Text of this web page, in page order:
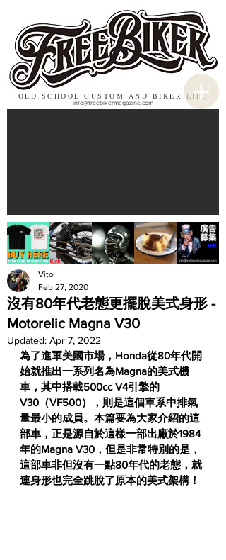
OLD SCHOOL CUSTOM AND BIKER LIFE
info@freebikermagazine.com
沒有80年代老態更擺脫美式身形 -
Motorelic Magna V30
Vito
Feb 27, 2020
Updated: Apr 7, 2022
為了進軍美國市場，Honda從80年代開
始就推出一系列名為Magna的美式機
車，其中搭載500cc V4引擎的
V30（VF500），則是這個車系中排氣
量最小的成員。本篇要為大家介紹的這
部車，正是源自於這樣一部出廠於1984
年的Magna V30，但是非常特別的是，
這部車非但沒有一點80年代的老態，就
連身形也完全跳脫了原本的美式架構！